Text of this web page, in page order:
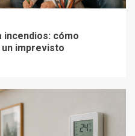
incendios: cómo
imprevisto